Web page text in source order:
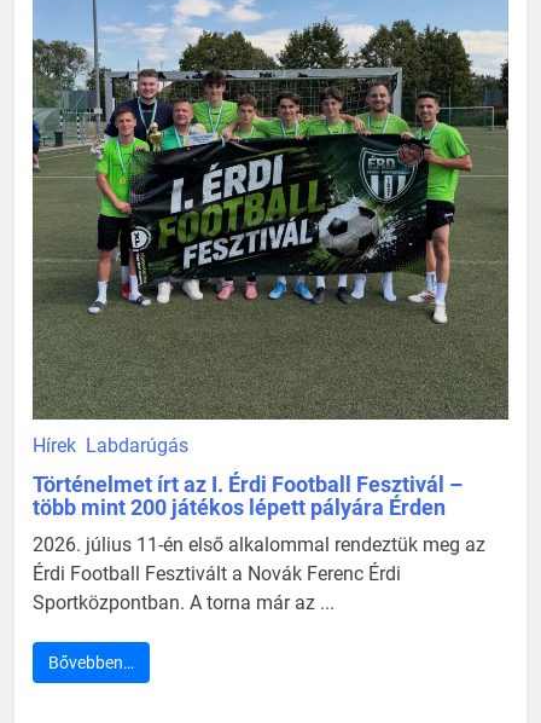
Hírek Labdarúgás
Történelmet írt az I. Érdi Football Fesztivál –
több mint 200 játékos lépett pályára Érden
2026. július 11-én első alkalommal rendeztük meg az
Érdi Football Fesztivált a Novák Ferenc Érdi
Sportközpontban. A torna már az ...
Bővebben…